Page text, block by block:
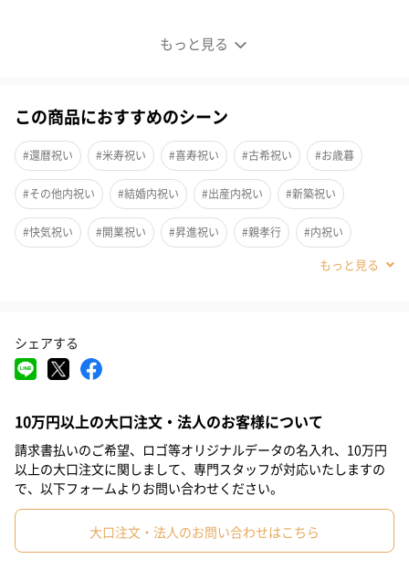
もっと見る
どれも簡単に美味しくなる調味料ばかりなので、毎日のお料理が
化学調味料、保存料は使っていません。ひとつひとつ丁寧に作っ
ています。
糀ドレッシング
この商品におすすめのシーン
#還暦祝い #米寿祝い #喜寿祝い #古希祝い #お歳暮
#その他内祝い #結婚内祝い #出産内祝い #新築祝い
#快気祝い #開業祝い #昇進祝い #親孝行 #内祝い
#敬老の日
#父の日
#女子高校生
#取引先女性 #取引先男性 #義母 #義父 #部下女性
#部下男性 #姪 #娘 #姉 #妹 #女子大学生 #彼女
#同僚女性 #上司男性 #上司女性 #祖父
#妻 #夫 #女性 #男性 #男友達
シェアする
10万円以上の大口注文・法人のお客様について
請求書払いのご希望、ロゴ等オリジナルデータの名入れ、10万円
以上の大口注文に関しまして、専門スタッフが対応いたしますの
で、以下フォームよりお問い合わせください。
大口注文・法人のお問い合わせはこちら